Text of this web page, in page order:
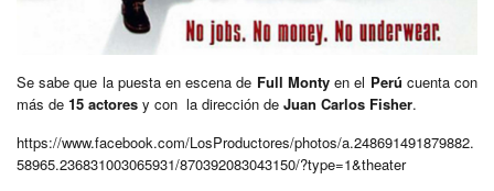
Se sabe que la puesta en escena de Full Montyen el Perú cuenta con
más de 15 actores y con la dirección de Juan Carlos Fisher.
https://www.facebook.com/LosProductores/photos/a.248691491879882.
58965.236831003065931/870392083043150/?type=1&theater